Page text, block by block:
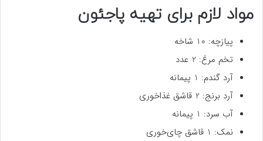
مواد لازم برای تهیه پاجئون
پیازچه: 10 شاخه
تخم مرغ: 2 عدد
آرد گندم: 1 پیمانه
آرد برنج: 2 قاشق غذاخوری
آب سرد: 1 پیمانه
نمک: 1 قاشق چای‌خوری